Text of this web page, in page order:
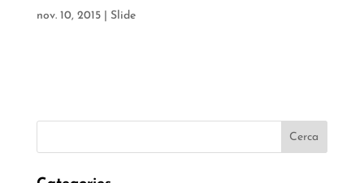
nov. 10, 2015| Slide